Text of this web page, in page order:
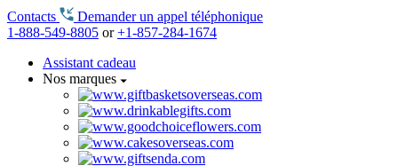
Contacts
Demander un appel téléphonique
1-888-549-8805 or+1-857-284-1674
Assistant cadeau
Nos marques